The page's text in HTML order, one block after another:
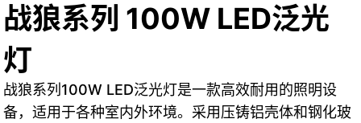
战狼系列 100W LED泛光
灯
战狼系列100W LED泛光灯是一款高效耐用的照明设
备，适用于各种室内外环境。采用压铸铝壳体和钢化玻